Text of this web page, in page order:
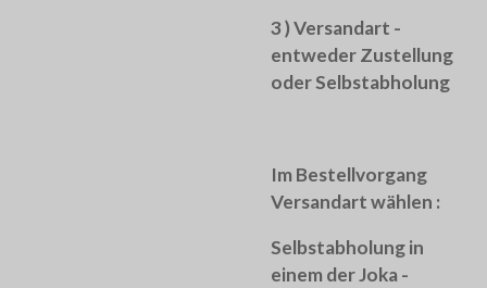
3 ) Versandart -
entweder Zustellung
oder Selbstabholung
Im Bestellvorgang
Versandart wählen :
Selbstabholung in
einem der Joka -